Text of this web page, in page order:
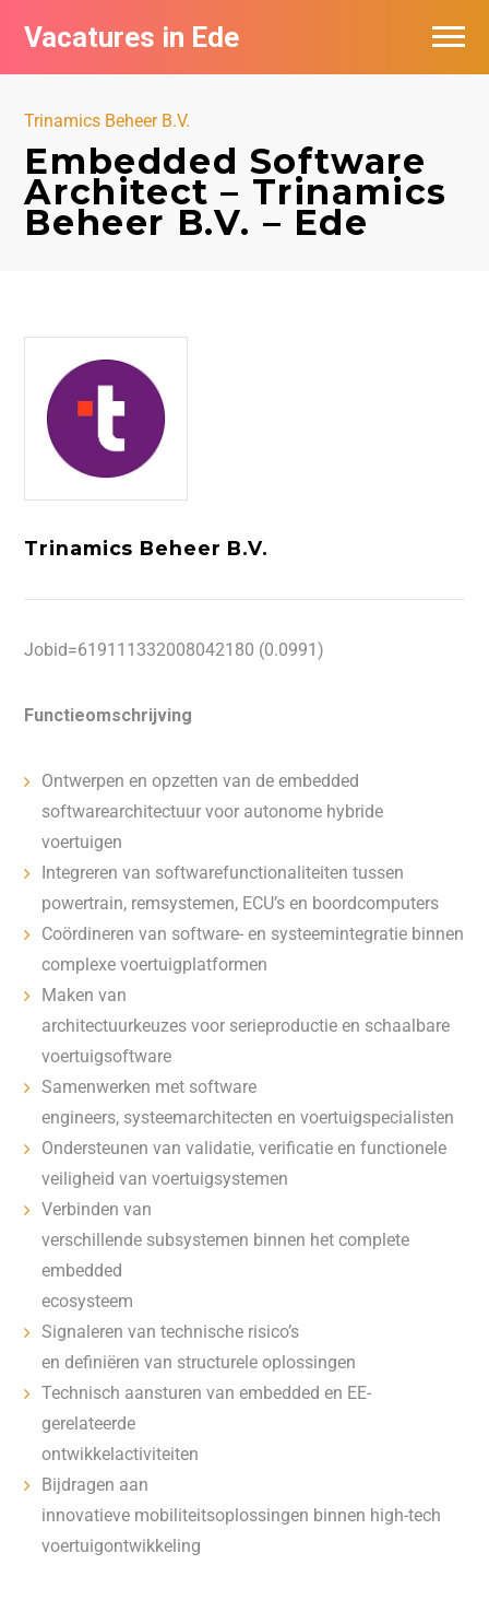
Vacatures in Ede
Trinamics Beheer B.V.
Embedded Software
Architect – Trinamics
Beheer B.V. – Ede
Trinamics Beheer B.V.
Jobid=619111332008042180 (0.0991)
Functieomschrijving
Ontwerpen en opzetten van de embedded
softwarearchitectuur voor autonome hybride
voertuigen
Integreren van softwarefunctionaliteiten tussen
powertrain, remsystemen, ECU’s en boordcomputers
Coördineren van software- en systeemintegratie binnen
complexe voertuigplatformen
Maken van
architectuurkeuzes voor serieproductie en schaalbare
voertuigsoftware
Samenwerken met software
engineers, systeemarchitecten en voertuigspecialisten
Ondersteunen van validatie, verificatie en functionele
veiligheid van voertuigsystemen
Verbinden van
verschillende subsystemen binnen het complete
embedded
ecosysteem
Signaleren van technische risico’s
en definiëren van structurele oplossingen
Technisch aansturen van embedded en EE-
gerelateerde
ontwikkelactiviteiten
Bijdragen aan
innovatieve mobiliteitsoplossingen binnen high-tech
voertuigontwikkeling
Vacatures bij bedrijven in Ede